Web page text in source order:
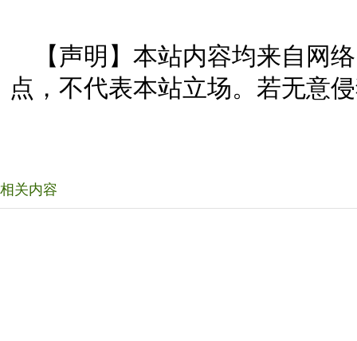
【声明】本站内容均来自网
点，不代表本站立场。若无意
相关内容